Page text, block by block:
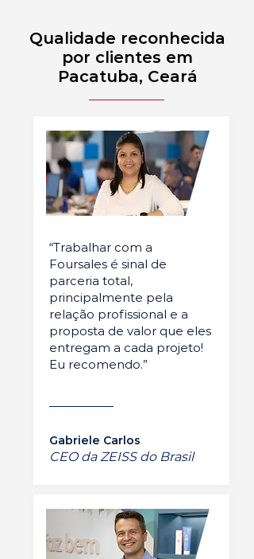
Qualidade reconhecida
por clientes em
Pacatuba, Ceará
“Trabalhar com a
Foursales é sinal de
parceria total,
principalmente pela
relação profissional e a
proposta de valor que eles
entregam a cada projeto!
Eu recomendo.”
Gabriele Carlos
CEO da ZEISS do Brasil